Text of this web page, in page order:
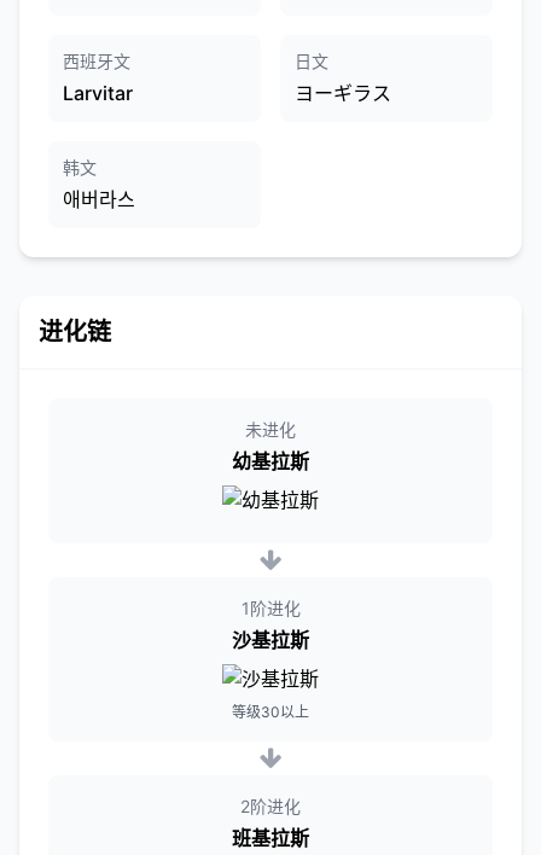
西班牙文
Larvitar
日文
ヨーギラス
韩文
애버라스
进化链
未进化
幼基拉斯
1阶进化
沙基拉斯
等级30以上
2阶进化
班基拉斯